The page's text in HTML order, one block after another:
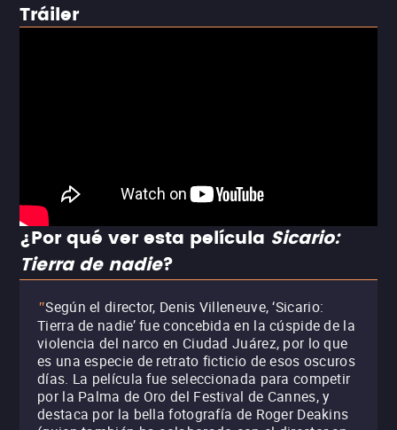
Tráiler
¿Por qué ver esta película Sicario:
Tierra de nadie?
"Según el director, Denis Villeneuve, ‘Sicario:
Tierra de nadie’ fue concebida en la cúspide de la
violencia del narco en Ciudad Juárez, por lo que
es una especie de retrato ficticio de esos oscuros
días. La película fue seleccionada para competir
por la Palma de Oro del Festival de Cannes, y
destaca por la bella fotografía de Roger Deakins